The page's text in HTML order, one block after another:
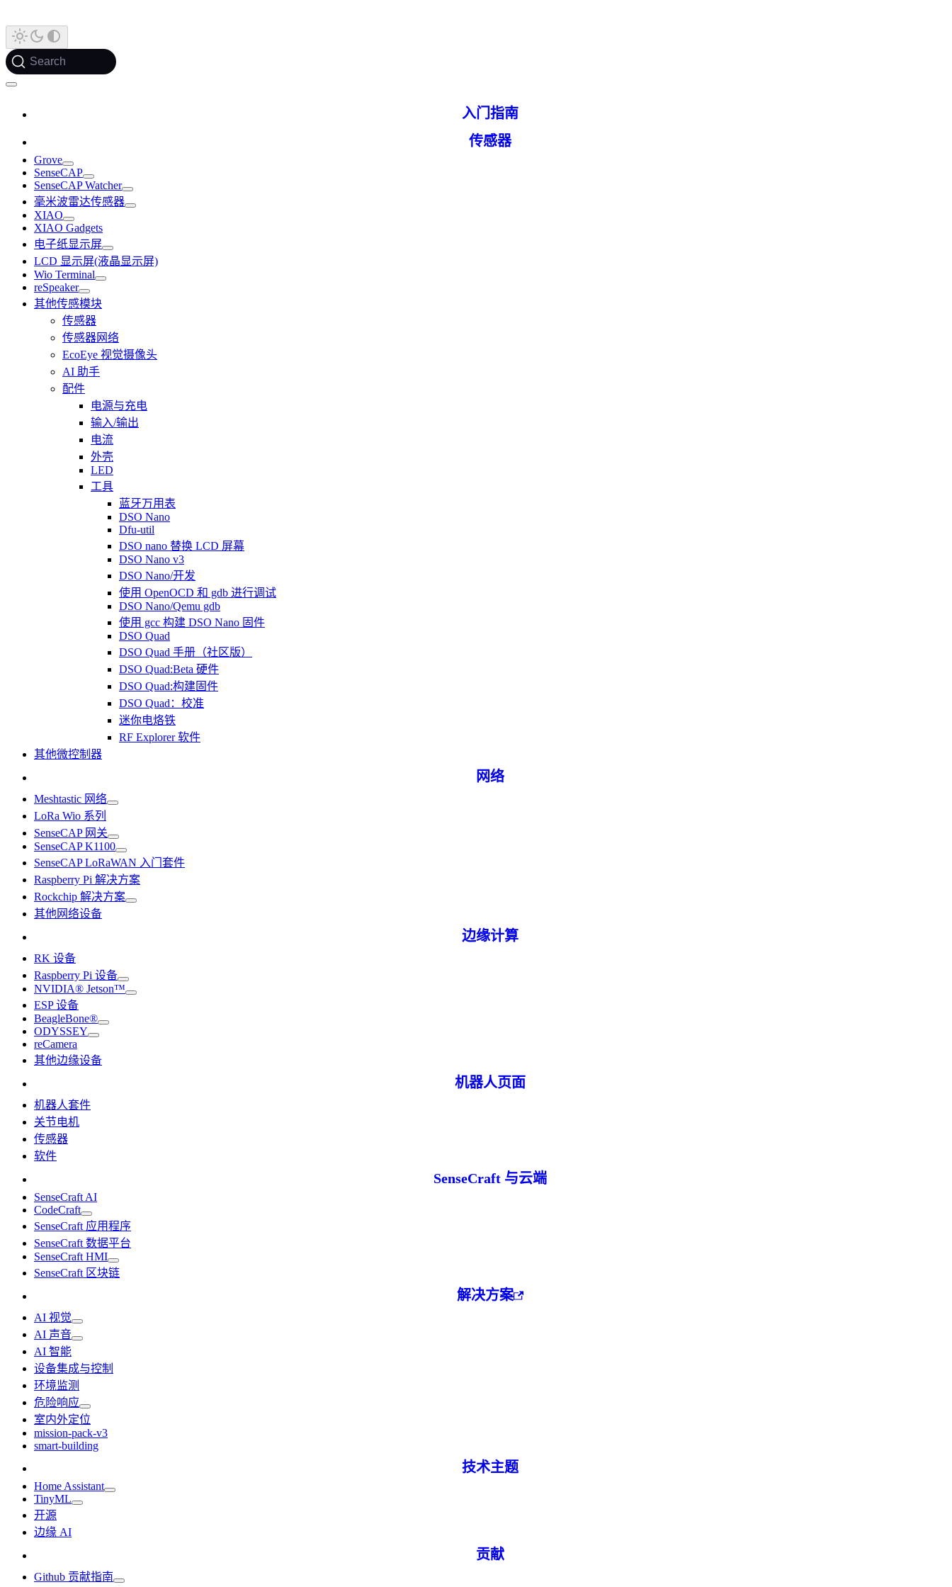
Search
入门指南
传感器
Grove
SenseCAP
SenseCAP Watcher
毫米波雷达传感器
XIAO
XIAO Gadgets
电子纸显示屏
LCD 显示屏(液晶显示屏)
Wio Terminal
reSpeaker
其他传感模块
传感器
传感器网络
EcoEye 视觉摄像头
AI 助手
配件
电源与充电
输入/输出
电流
外壳
LED
工具
蓝牙万用表
DSO Nano
Dfu-util
DSO nano 替换 LCD 屏幕
DSO Nano v3
DSO Nano/开发
使用 OpenOCD 和 gdb 进行调试
DSO Nano/Qemu gdb
使用 gcc 构建 DSO Nano 固件
DSO Quad
DSO Quad 手册（社区版）
DSO Quad:Beta 硬件
DSO Quad:构建固件
DSO Quad：校准
迷你电烙铁
RF Explorer 软件
其他微控制器
网络
Meshtastic 网络
LoRa Wio 系列
SenseCAP 网关
SenseCAP K1100
SenseCAP LoRaWAN 入门套件
Raspberry Pi 解决方案
Rockchip 解决方案
其他网络设备
边缘计算
RK 设备
Raspberry Pi 设备
NVIDIA® Jetson™
ESP 设备
BeagleBone®
ODYSSEY
reCamera
其他边缘设备
机器人页面
机器人套件
关节电机
传感器
软件
SenseCraft 与云端
SenseCraft AI
CodeCraft
SenseCraft 应用程序
SenseCraft 数据平台
SenseCraft HMI
SenseCraft 区块链
解决方案
AI 视觉
AI 声音
AI 智能
设备集成与控制
环境监测
危险响应
室内外定位
mission-pack-v3
smart-building
技术主题
Home Assistant
TinyML
开源
边缘 AI
贡献
Github 贡献指南